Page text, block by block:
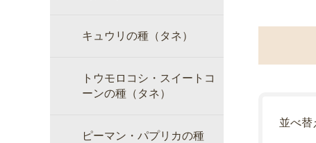
キュウリの種（タネ）
トウモロコシ・スイートコ
ーンの種（タネ）
ピーマン・パプリカの種
並べ替